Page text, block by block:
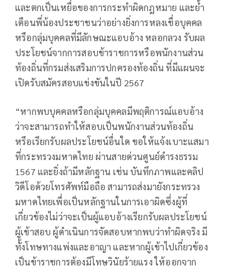
และตกเป็นเหยื่อของการกระทำผิดกฎหมาย และย้ำ
เตือนพี่น้องประชาชนว่าอย่างยิ่งการหลงเชื่อบุคคล
หรือกลุ่มบุคคลที่มีลักษณะแอบอ้าง หลอกลวง รับผล
ประโยชน์จากการสอบข้าราชการหรือพนักงานส่วน
ท้องถิ่นที่กรมส่งเสริมการปกครองท้องถิ่น ที่มีแผนจะ
เปิดรับสมัครสอบแข่งขันในปี 2567
“หากพบบุคคลหรือกลุ่มบุคคลมีพฤติการณ์แอบอ้าง
ว่าจะสามารถทำให้สอบเป็นพนักงานส่วนท้องถิ่น
หรือเรียกรับผลประโยชน์อื่นใด ขอให้แจ้งเบาะแสมา
ที่กระทรวงมหาดไทย ผ่านสายด่วนศูนย์ดำรงธรรม
1567 และยิ่งถ้ามีหลักฐาน เช่น บันทึกภาพและคลิป
วิดีโอด้วยโทรศัพท์มือถือ สามารถส่งมายังกระทรวง
มหาดไทยเพื่อเป็นหลักฐานในการเอาผิดซึ่งผู้ที่
เกี่ยวข้องไม่ว่าจะเป็นผู้แอบอ้างเรียกรับผลประโยชน์
ผู้เข้าสอบ ผู้ดำเนินการจัดสอบหากพบว่าทำผิดจริง มี
ทั้งโทษทางแพ่งและอาญา และหากผู้เข้าไปเกี่ยวข้อง
เป็นข้าราชการต้องมีโทษวินัยร้ายแรง ให้ออกจาก